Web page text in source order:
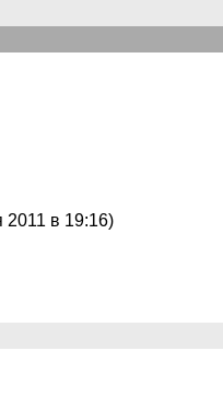
2011 в 19:16)